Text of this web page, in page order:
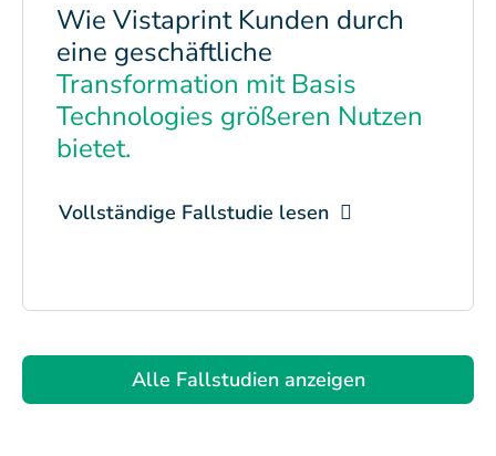
Wie Vistaprint Kunden durch
eine geschäftliche
Transformation mit Basis
Technologies größeren Nutzen
bietet.
Vollständige Fallstudie lesen
Alle Fallstudien anzeigen